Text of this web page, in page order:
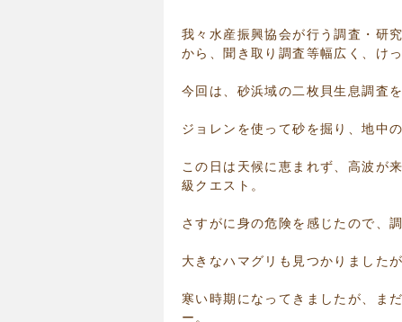
我々水産振興協会が行う調査・研
から、聞き取り調査等幅広く、け
今回は、砂浜域の二枚貝生息調査
ジョレンを使って砂を掘り、地中
この日は天候に恵まれず、高波が
級クエスト。
さすがに身の危険を感じたので、
大きなハマグリも見つかりました
寒い時期になってきましたが、ま
ー。